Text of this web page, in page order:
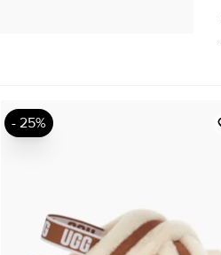
- 25%